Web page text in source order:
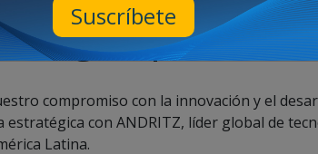
para
compromiso con la innovación y el
con ANDRITZ, líder global de
Latina.
Suscríbete